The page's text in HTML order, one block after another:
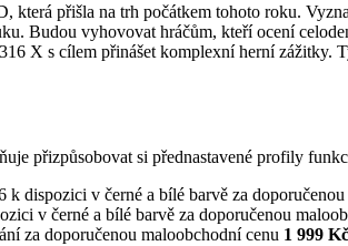
přišla na trh počátkem tohoto roku.
Budou vyhovovat hráčům, kteří ocení
X s cílem přinášet komplexní herní zážitky.
přizpůsobovat si přednastavené profily
k dispozici v černé a bílé barvě za
v černé a bílé barvě za doporučenou
za doporučenou maloobchodní cenu 1 999 Kč